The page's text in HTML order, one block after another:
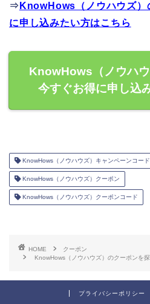
⇒ KnowHows（ノウハウズ）
に申し込みたい方はこちら
KnowHows（ノウハ
今すぐお得に申し込
KnowHows（ノウハウズ）キャンペーンコード
KnowHows（ノウハウズ）クーポン
KnowHows（ノウハウズ）クーポンコード
HOME
クーポン
KnowHows（ノウハウズ）のクーポンを
プライバシーポリシー